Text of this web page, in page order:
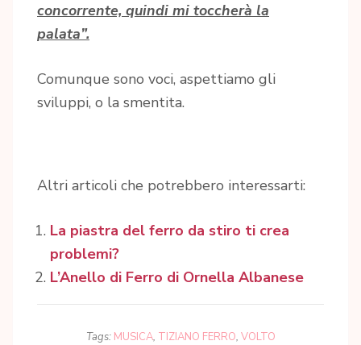
concorrente, quindi mi toccherà la
palata”.
Comunque sono voci, aspettiamo gli
sviluppi, o la smentita.
Altri articoli che potrebbero interessarti:
La piastra del ferro da stiro ti crea
problemi?
L’Anello di Ferro di Ornella Albanese
Tags: MUSICA, TIZIANO FERRO, VOLTO